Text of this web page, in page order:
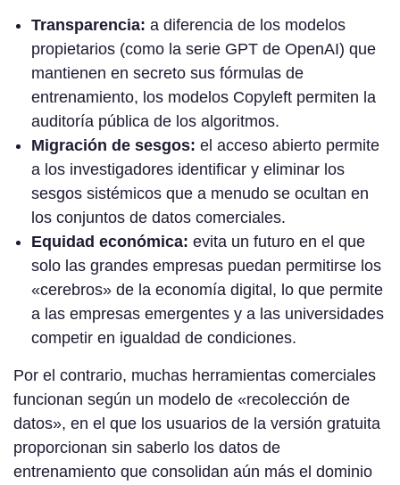
Transparencia: a diferencia de los modelos
propietarios (como la serie GPT de OpenAI) que
mantienen en secreto sus fórmulas de
entrenamiento, los modelos Copyleft permiten la
auditoría pública de los algoritmos.
Migración de sesgos: el acceso abierto permite
a los investigadores identificar y eliminar los
sesgos sistémicos que a menudo se ocultan en
los conjuntos de datos comerciales.
Equidad económica: evita un futuro en el que
solo las grandes empresas puedan permitirse los
«cerebros» de la economía digital, lo que permite
a las empresas emergentes y a las universidades
competir en igualdad de condiciones.
Por el contrario, muchas herramientas comerciales
funcionan según un modelo de «recolección de
datos», en el que los usuarios de la versión gratuita
proporcionan sin saberlo los datos de
entrenamiento que consolidan aún más el dominio